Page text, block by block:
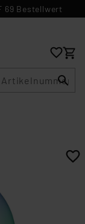
69 Bestellwert